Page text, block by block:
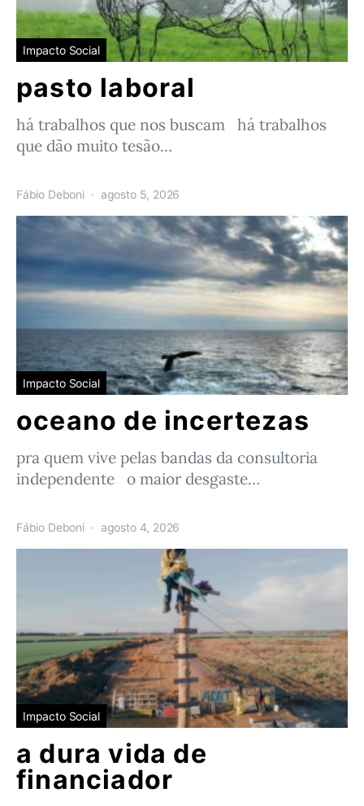
Impacto Social
pasto laboral
há trabalhos que nos buscam há trabalhos
que dão muito tesão…
Fábio Deboni agosto 5, 2026
Impacto Social
oceano de incertezas
pra quem vive pelas bandas da consultoria
independente o maior desgaste…
Fábio Deboni agosto 4, 2026
Impacto Social
a dura vida de
financiador